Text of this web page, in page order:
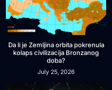
Da li je Zemljina orbita pokrenula
kolaps civilizacija Bronzanog
doba?
July 25, 2026